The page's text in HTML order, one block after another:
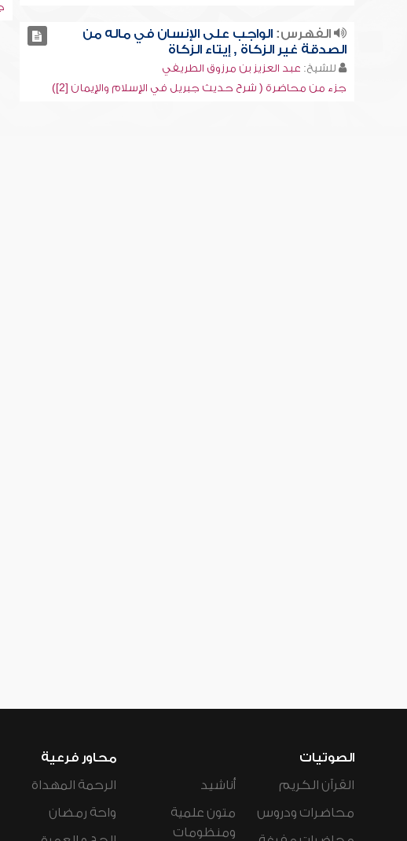
الفهرس:الواجب على الإنسان في ماله من
الصدقة غير الزكاة , إيتاء الزكاة
للشيخ: عبد العزيز بن مرزوق الطريفي
جزء من محاضرة ( شرح حديث جبريل في الإسلام والإيمان [2])
الصوتيات
القرآن الكريم
محاضرات ودروس
أناشيد
متون علمية
ومنظومات
محاور فرعية
الرحمة المهداة
واحة رمضان